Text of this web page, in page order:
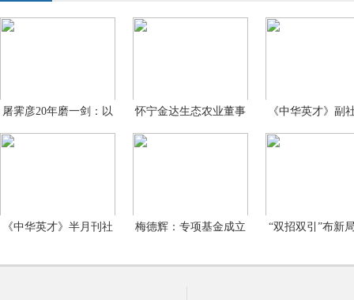
屠霁彦20年磨一剑：以
怀宁金达生态农业董事
《中华英才》副
《中华英才》半月刊社
梅德辉：专项基金成立
“双招双引”布新